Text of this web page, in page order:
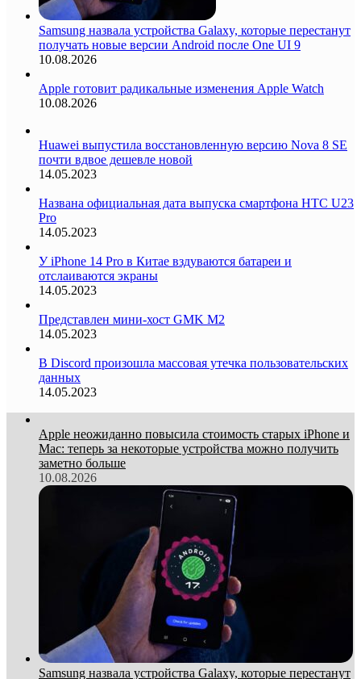
Samsung назвала устройства Galaxy, которые перестанут
получать новые версии Android после One UI 9
10.08.2026
Apple готовит радикальные изменения Apple Watch
10.08.2026
Huawei выпустила восстановленную версию Nova 8 SE
почти вдвое дешевле новой
14.05.2023
Названа официальная дата выпуска смартфона HTC U23
Pro
14.05.2023
У iPhone 14 Pro в Китае вздуваются батареи и
отслаиваются экраны
14.05.2023
Представлен мини-хост GMK M2
14.05.2023
В Discord произошла массовая утечка пользовательских
данных
14.05.2023
Apple неожиданно повысила стоимость старых iPhone и
Mac: теперь за некоторые устройства можно получить
заметно больше
10.08.2026
Samsung назвала устройства Galaxy, которые перестанут